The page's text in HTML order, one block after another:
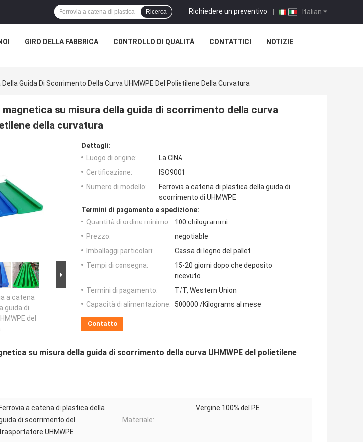
Italian
Richiedere un preventivo |
Ricerca
GIRO DELLA FABBRICA CONTROLLO DI QUALITÀ CONTATTICI NOTIZIE
Guida Di Scorrimento Della Curva UHMWPE Del Polietilene Della Curvatura
magnetica su misura della guida di scorrimento della curva
della curvatura
a catena
guida di
del
Dettagli:
Luogo di origine:
La CINA
Certificazione:
ISO9001
Numero di modello:
Ferrovia a catena di plastica della guida di
scorrimento di UHMWPE
Termini di pagamento e spedizione:
Quantità di ordine minimo:
100 chilogrammi
Prezzo:
negotiable
Imballaggi particolari:
Cassa di legno del pallet
Tempi di consegna:
15-20 giorni dopo che deposito
ricevuto
Termini di pagamento:
T/T, Western Union
Capacità di alimentazione:
500000 /Kilograms al mese
Contatto
su misura della guida di scorrimento della curva UHMWPE del polietilene
Ferrovia a catena di plastica della
di scorrimento del
trasportatore UHMWPE
Materiale:
Vergine 100% del PE